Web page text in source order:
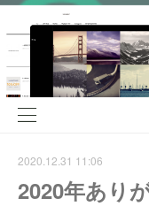
2020.12.31 11:06
2020年あり